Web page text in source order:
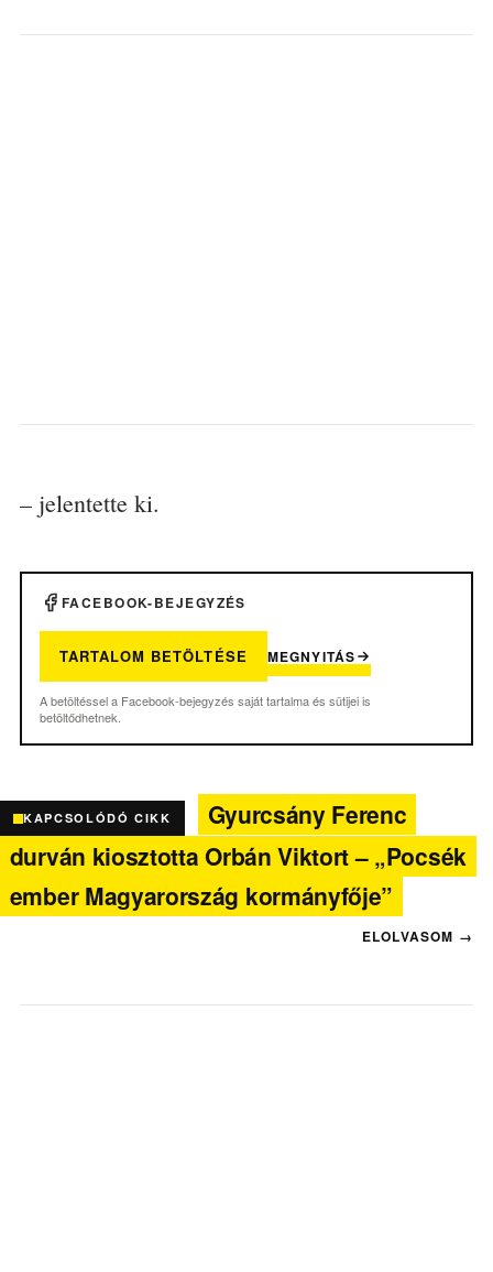
– jelentette ki.
FACEBOOK-BEJEGYZÉS
TARTALOM BETÖLTÉSE MEGNYITÁS
A betöltéssel a Facebook-bejegyzés saját tartalma és sütijei is
betöltődhetnek.
KAPCSOLÓDÓ CIKK
Gyurcsány Ferenc
durván kiosztotta Orbán Viktort – „Pocsék
ember Magyarország kormányfője”